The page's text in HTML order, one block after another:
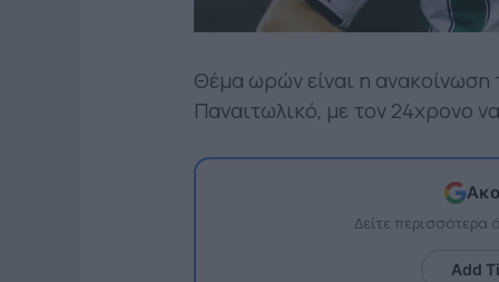
Θέμα ωρών είναι η
Παναιτωλικό, με τον 24χρονο
Δείτε
Add